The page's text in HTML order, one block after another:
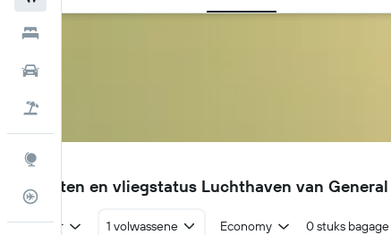
Vluchtstatus info
GES
Vluchten en vliegstatus Luchthaven van
Retour 1 volwassene Economy 0 stuks bagage